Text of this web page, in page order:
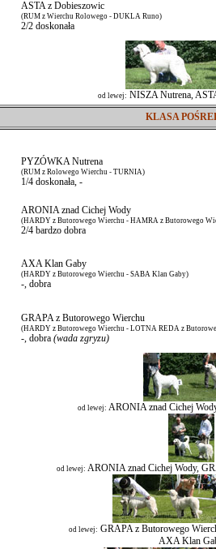
ASTA z Dobieszowic
(RUM z Wierchu Rolowego - DUKLA Runo)
2/2 doskonała
od lewej: NISZA Nutrena,
KLASA
PYZÓWKA Nutrena
(RUM z Rolowego Wierchu - TURNIA)
1/4 doskonała, -
ARONIA znad Cichej Wody
(HARDY z Butorowego Wierchu - HAMRA z Butorowego
2/4 bardzo dobra
AXA Klan Gaby
(HARDY z Butorowego Wierchu - SABA Klan Gaby)
-, dobra
GRAPA z Butorowego Wierchu
(HARDY z Butorowego Wierchu - LOTNA REDA z
-, dobra (wada zgryzu)
od lewej: ARONIA znad Cichej
od lewej: ARONIA znad Cichej Wody,
od lewej: GRAPA z Butorowego
AXA Klan